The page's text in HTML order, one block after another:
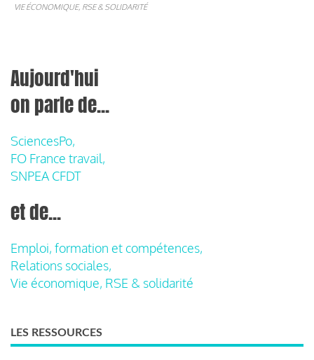
VIE ÉCONOMIQUE, RSE & SOLIDARITÉ
Aujourd'hui
on parle de...
SciencesPo,
FO France travail,
SNPEA CFDT
et de...
Emploi, formation et compétences,
Relations sociales,
Vie économique, RSE & solidarité
LES RESSOURCES